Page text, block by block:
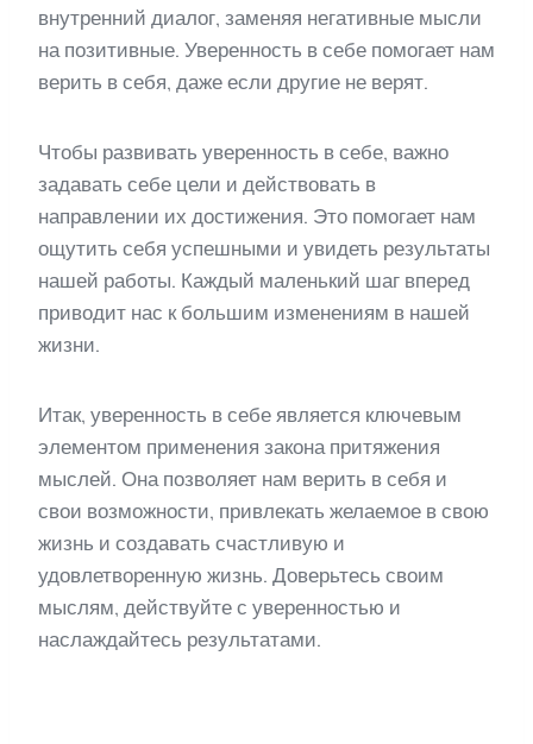
внутренний диалог, заменяя негативные мысли
на позитивные. Уверенность в себе помогает нам
верить в себя, даже если другие не верят.
Чтобы развивать уверенность в себе, важно
задавать себе цели и действовать в
направлении их достижения. Это помогает нам
ощутить себя успешными и увидеть результаты
нашей работы. Каждый маленький шаг вперед
приводит нас к большим изменениям в нашей
жизни.
Итак, уверенность в себе является ключевым
элементом применения закона притяжения
мыслей. Она позволяет нам верить в себя и
свои возможности, привлекать желаемое в свою
жизнь и создавать счастливую и
удовлетворенную жизнь. Доверьтесь своим
мыслям, действуйте с уверенностью и
наслаждайтесь результатами.